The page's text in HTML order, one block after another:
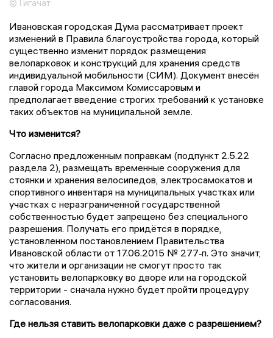
© Гигачат
Ивановская городская Дума рассматривает проект
изменений в Правила благоустройства города, который
существенно изменит порядок размещения
велопарковок и конструкций для хранения средств
индивидуальной мобильности (СИМ). Документ внесён
главой города Максимом Комиссаровым и
предполагает введение строгих требований к установке
таких объектов на муниципальной земле.
Что изменится?
Согласно предложенным поправкам (подпункт 2.5.22
раздела 2), размещать временные сооружения для
стоянки и хранения велосипедов, электросамокатов и
спортивного инвентаря на муниципальных участках или
участках с неразграниченной государственной
собственностью будет запрещено без специального
разрешения. Получать его придётся в порядке,
установленном постановлением Правительства
Ивановской области от 17.06.2015 № 277‑п. Это значит,
что жители и организации не смогут просто так
установить велопарковку во дворе или на городской
территории - сначала нужно будет пройти процедуру
согласования.
Где нельзя ставить велопарковки даже с разрешением?